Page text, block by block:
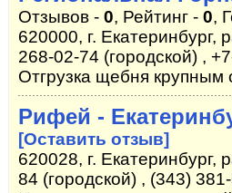
Отзывов - 0, Рейтинг - 0,
620000, г.
268-02-74 (городской) ,
Отгрузка щебня
Рифей -
[Оставить отзыв]
620028, г.
84 (городской) , (343)